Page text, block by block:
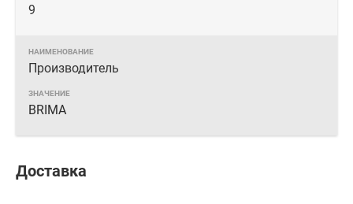
9
Производитель
BRIMA
Доставка